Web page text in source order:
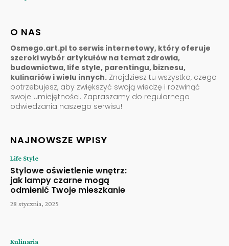
O NAS
Osmego.art.pl to serwis internetowy, który oferuje
szeroki wybór artykułów na temat zdrowia,
budownictwa, life style, parentingu, biznesu,
kulinariów i wielu innych. Znajdziesz tu wszystko, czego
potrzebujesz, aby zwiększyć swoją wiedzę i rozwinąć
swoje umiejętności. Zapraszamy do regularnego
odwiedzania naszego serwisu!
NAJNOWSZE WPISY
Life Style
Stylowe oświetlenie wnętrz:
jak lampy czarne mogą
odmienić Twoje mieszkanie
28 stycznia, 2025
Kulinaria